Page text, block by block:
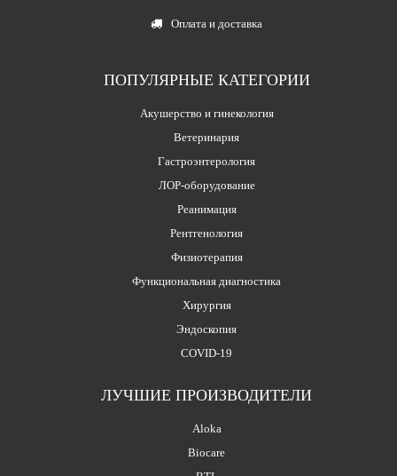
Оплата и доставка
ПОПУЛЯРНЫЕ КАТЕГОРИИ
Акушерство и гинекология
Ветеринария
Гастроэнтерология
ЛОР-оборудование
Реанимация
Рентгенология
Физиотерапия
Функциональная диагностика
Хирургия
Эндоскопия
COVID-19
ЛУЧШИЕ ПРОИЗВОДИТЕЛИ
Aloka
Biocare